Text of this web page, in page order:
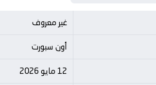
غير معروف
أون سبورت
12 مايو 2026